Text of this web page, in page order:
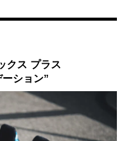
クス プラス
ション”